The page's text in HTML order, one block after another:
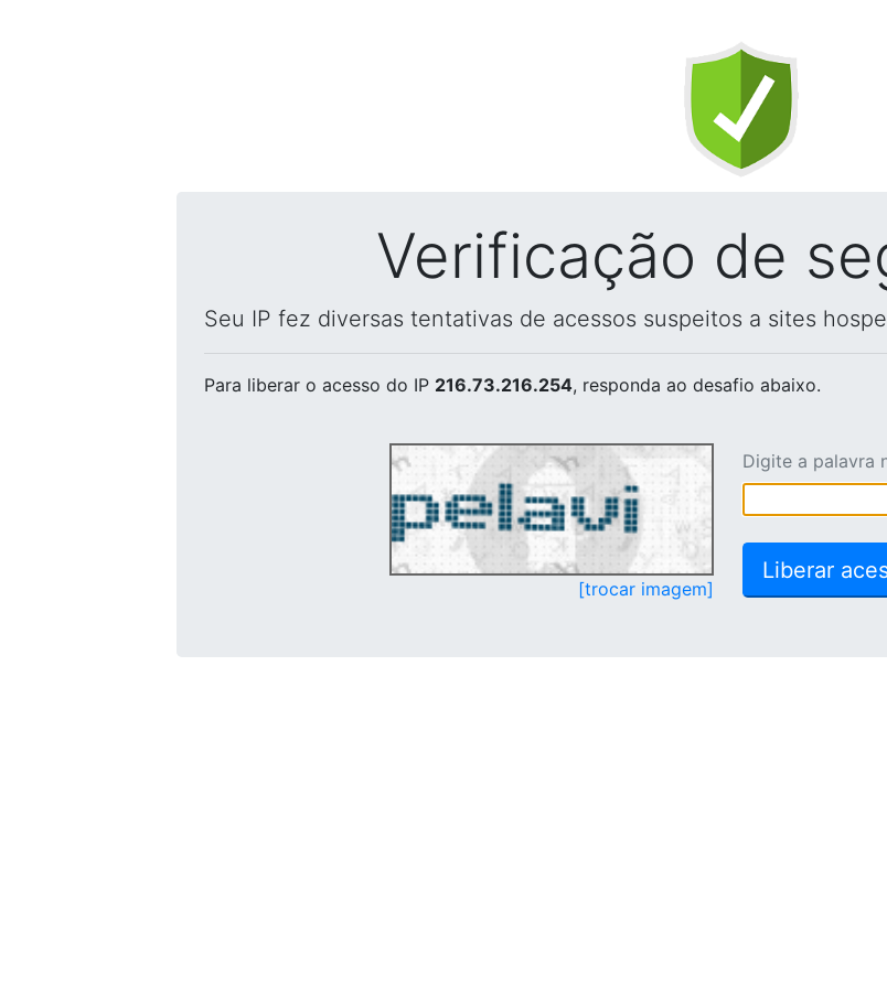
Verificação de
Seu IP fez diversas tentativas de acessos suspeitos a sites
Para liberar o acesso do IP 216.73.216.254, responda ao desafio abaixo.
[trocar imagem]
Digite a palavra